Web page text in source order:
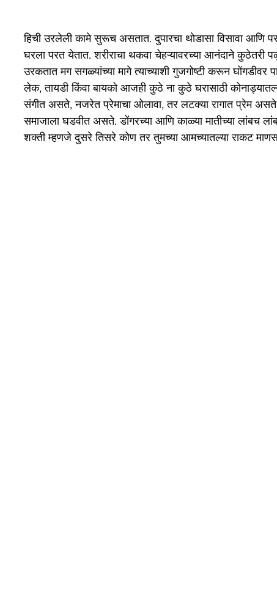
हिची उरलेली कामे सुरूच असतात. दुपारचा थोडासा विसावा आणि
घरला परत येतात. शरीराचा थकवा चेहऱ्यावरच्या आनंदाने कुठेतरी
उरकतात मग सगळ्यांच्या मागे त्याच्याशी गुजगोष्टी करून घोंगडीवर
लेक, तायडी किंवा बायको आजही कुठे ना कुठे घरासाठी
संगीत असते, नजरेत प्रेमाचा ओलावा, तर लटक्या रागात प्रेम असते.
समाजाला घडवीत असते. डोंगरच्या आणि काळ्या मातीच्या लांबच
शक्ती म्हणजे दुसरे तिसरे कोण तर तुमच्या आमच्यातल्या राकट